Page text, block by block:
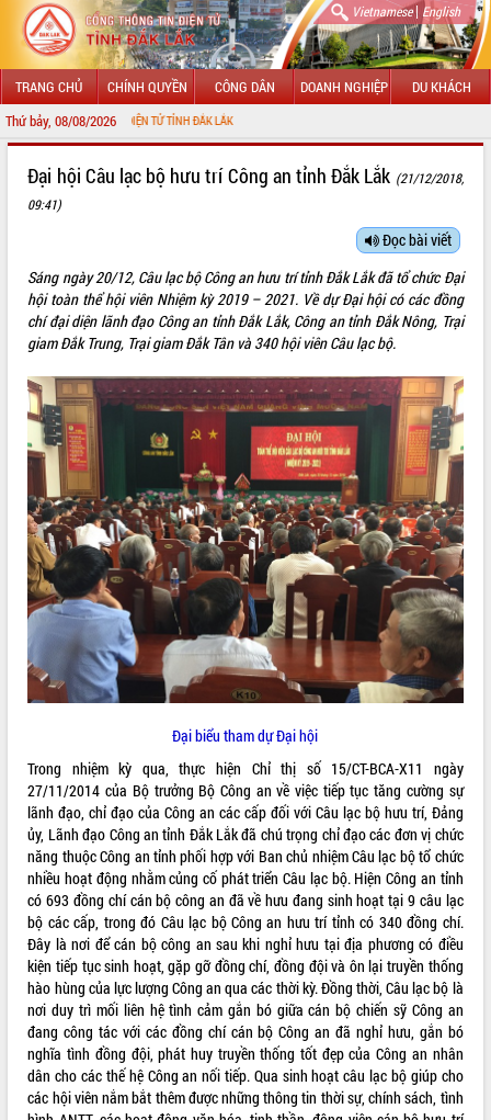
Vietnamese| English
TRANG CHỦ CHÍNH QUYỀN CÔNG DÂN DOANH NGHIỆP DU KHÁCH
Thứ bảy, 08/08/2026
TIN ĐIỆN TỬ TỈNH ĐẮK LẮK
LÃNH ĐẠO UBND TỈNH
SỞ, BAN, NGÀNH
UBND CÁC XÃ, PHƯỜNG
THÔNG TIN CHỈ ĐẠO ĐIỀU HÀNH
HỆ THỐNG VĂN BẢN
VĂN BẢN HĐND TỈNH
ĐIỂM TIN VĂN BẢN
QUY HOẠCH - KẾ HOẠCH
VIDEO
Không có file video nào để phát.
ALBUM ẢNH
Đại hội Câu lạc bộ hưu trí Công an tỉnh Đắk Lắk (21/12/2018,
09:41)
Đọc bài viết
Sáng ngày 20/12, Câu lạc bộ Công an hưu trí tỉnh Đắk Lắk đã tổ chức Đại
hội toàn thể hội viên Nhiệm kỳ 2019 – 2021. Về dự Đại hội có các đồng
chí đại diện lãnh đạo Công an tỉnh Đắk Lắk, Công an tỉnh Đắk Nông, Trại
giam Đắk Trung, Trại giam Đắk Tân và 340 hội viên Câu lạc bộ.
Đại biểu tham dự Đại hội
Trong nhiệm kỳ qua, thực hiện Chỉ thị số 15/CT-BCA-X11 ngày
27/11/2014 của Bộ trưởng Bộ Công an về việc tiếp tục tăng cường sự
lãnh đạo, chỉ đạo của Công an các cấp đối với Câu lạc bộ hưu trí, Đảng
ủy, Lãnh đạo Công an tỉnh Đắk Lắk đã chú trọng chỉ đạo các đơn vị chức
năng thuộc Công an tỉnh phối hợp với Ban chủ nhiệm Câu lạc bộ tổ chức
nhiều hoạt động nhằm củng cố phát triển Câu lạc bộ. Hiện Công an tỉnh
có 693 đồng chí cán bộ công an đã về hưu đang sinh hoạt tại 9 câu lạc
bộ các cấp, trong đó Câu lạc bộ Công an hưu trí tỉnh có 340 đồng chí.
Đây là nơi để cán bộ công an sau khi nghỉ hưu tại địa phương có điều
kiện tiếp tục sinh hoạt, gặp gỡ đồng chí, đồng đội và ôn lại truyền thống
hào hùng của lực lượng Công an qua các thời kỳ. Đồng thời, Câu lạc bộ là
nơi duy trì mối liên hệ tình cảm gắn bó giữa cán bộ chiến sỹ Công an
đang công tác với các đồng chí cán bộ Công an đã nghỉ hưu, gắn bó
nghĩa tình đồng đội, phát huy truyền thống tốt đẹp của Công an nhân
dân cho các thế hệ Công an nối tiếp. Qua sinh hoạt câu lạc bộ giúp cho
các hội viên nắm bắt thêm được những thông tin thời sự, chính sách, tình